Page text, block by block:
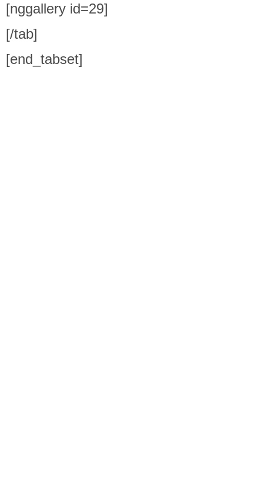
[nggallery id=29]
[/tab]
[end_tabset]